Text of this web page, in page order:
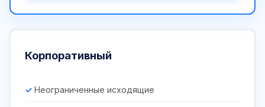
Корпоративный
Неограниченные исходящие